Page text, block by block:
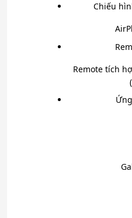
Chiếu
Remote tích